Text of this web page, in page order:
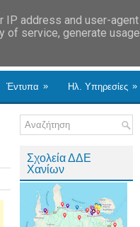
Έντυπα » Ηλ. Υπηρεσίες »
Σχολεία ΔΔΕ
Χανίων
IP address and user-agent
of service, generate usage